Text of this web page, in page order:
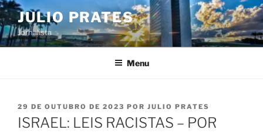
Pular
para
o
conteúdo
JULIO PRATES
Jornalista
Menu
PUBLICADO
EM
29 DE OUTUBRO DE 2023 POR JULIO PRATES
ISRAEL: LEIS RACISTAS – POR